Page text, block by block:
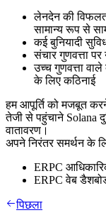
लेनदेन की
सामान्य रूप से
कई बुनियादी
संचार गुणवत्ता पर
उच्च गुणवत्ता
के लिए कठिनाई
हम आपूर्ति को मजबूत
तेजी से पहुंचाने Solana
वातावरण।
अपने निरंतर समर्थन के
ERPC
ERPC वेब
पिछला